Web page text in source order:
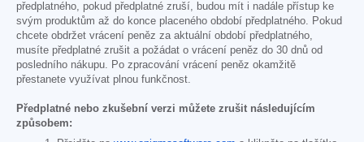
předplatného, pokud předplatné zruší, budou mít i nadále přístup ke
svým produktům až do konce placeného období předplatného. Pokud
chcete obdržet vrácení peněz za aktuální období předplatného,
musíte předplatné zrušit a požádat o vrácení peněz do 30 dnů od
posledního nákupu. Po zpracování vrácení peněz okamžitě
přestanete využívat plnou funkčnost.
Předplatné nebo zkušební verzi můžete zrušit následujícím
způsobem: